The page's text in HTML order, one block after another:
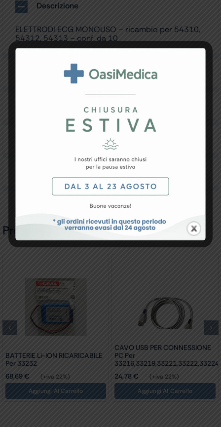
Descrizione
ELETTRODI ECG MONOUSO – ricambio per 54310,
54312, 54313 – conf. da 10
Specifiche Tecniche
Resi e Garanzia
Prodotti Correlati
BATTERIE Li-ION RICARICABILE
Per 33232
68,69€
(+iva 22%)
Aggiungi Al Carrello
CAVO USB PER CONNESSIONE
PC Per
33216,33219,33221,33222,33224
24,78€
(+iva 22%)
Aggiungi Al Carrello